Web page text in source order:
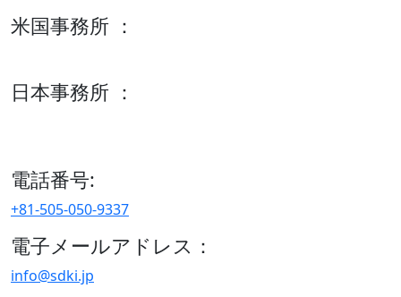
米国事務所 ：
日本事務所 ：
電話番号:
+81-505-050-9337
電子メールアドレス：
info@sdki.jp